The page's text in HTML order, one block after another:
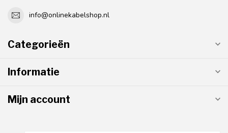
info@onlinekabelshop.nl
Categorieën
Informatie
Mijn account